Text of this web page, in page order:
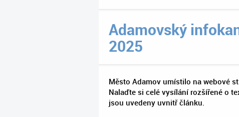
Adamovský
2025
Město Adamov umístilo na webové
Nalaďte si celé vysílání rozšířené o
jsou uvedeny uvnitř článku.